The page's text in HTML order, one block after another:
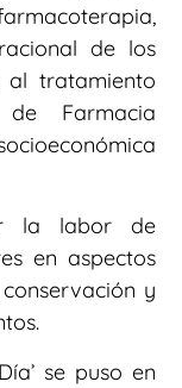
de los
al tratamiento
Farmacia
la labor de
en aspectos
y
se puso en